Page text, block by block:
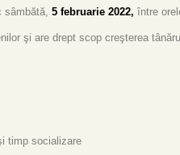
sâmbătă, 5 februarie 2022, între
şi are drept scop creşterea
timp socializare